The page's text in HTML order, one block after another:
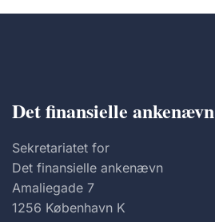
Det finansielle ankenævn
Sekretariatet for
Det finansielle ankenævn
Amaliegade 7
1256 København K